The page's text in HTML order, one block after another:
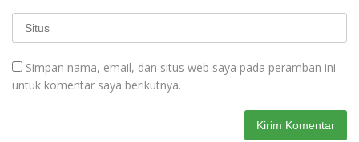
Simpan nama, email, dan situs web saya pada peramban ini
untuk komentar saya berikutnya.